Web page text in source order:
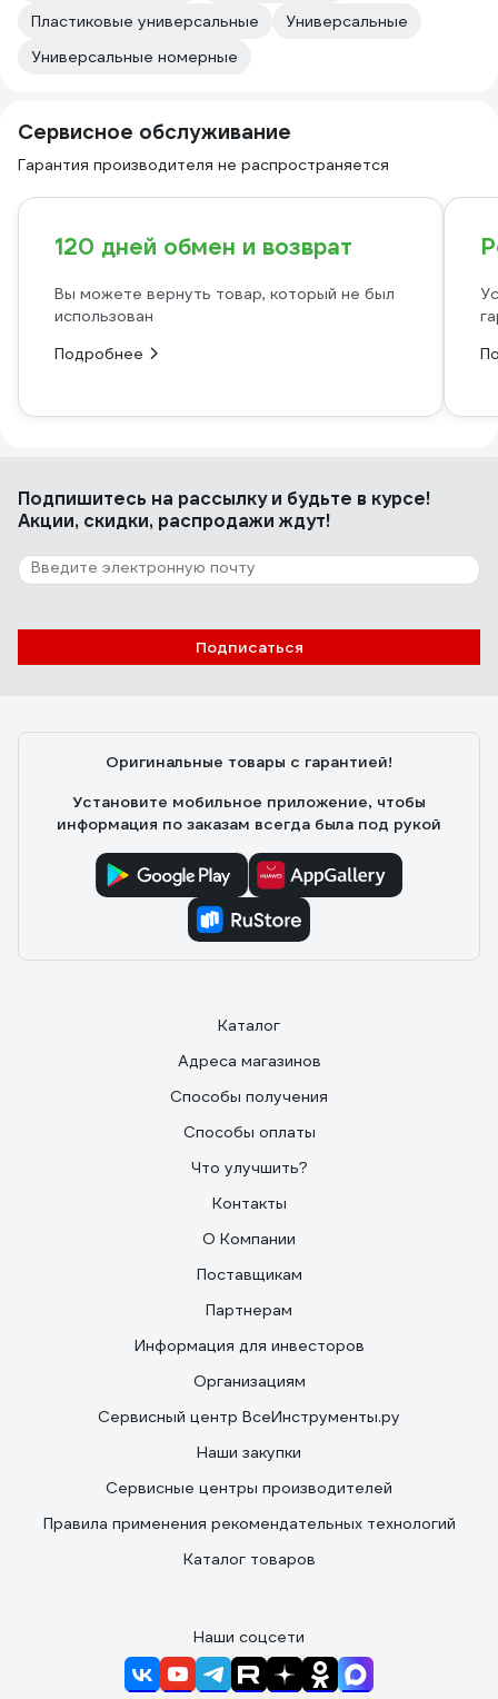
Пластиковые универсальные
Универсальные
Универсальные номерные
Сервисное обслуживание
Гарантия производителя не распространяется
120 дней обмен и возврат
Вы можете вернуть товар, который не был
использован
Подробнее
Подпишитесь на рассылкуи будьте в курсе!
Акции, скидки, распродажи ждут!
Подписаться
Оригинальные товары с гарантией!
Установите мобильное приложение, чтобы
информация по заказам всегда была под рукой
Каталог
Адреса магазинов
Способы получения
Способы оплаты
Что улучшить?
Контакты
О Компании
Поставщикам
Партнерам
Информация для инвесторов
Организациям
Сервисный центр ВсеИнструменты.ру
Наши закупки
Сервисные центры производителей
Правила применения рекомендательных технологий
Каталог товаров
Наши соцсети